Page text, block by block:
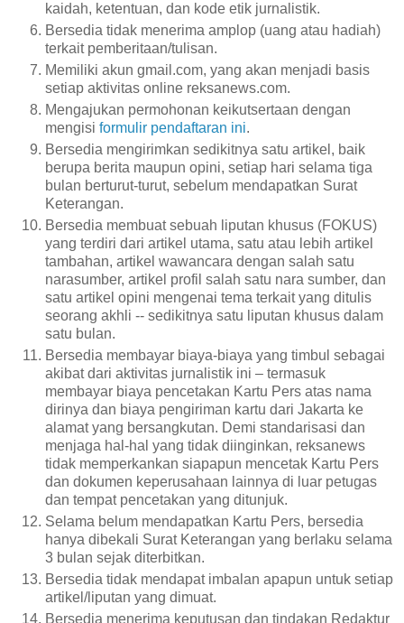
kaidah, ketentuan, dan kode etik jurnalistik.
Bersedia tidak menerima amplop (uang atau hadiah)
terkait pemberitaan/tulisan.
Memiliki akun gmail.com, yang akan menjadi basis
setiap aktivitas online reksanews.com.
Mengajukan permohonan keikutsertaan dengan
mengisi formulir pendaftaran ini.
Bersedia mengirimkan sedikitnya satu artikel, baik
berupa berita maupun opini, setiap hari selama tiga
bulan berturut-turut, sebelum mendapatkan Surat
Keterangan.
Bersedia membuat sebuah liputan khusus (FOKUS)
yang terdiri dari artikel utama, satu atau lebih artikel
tambahan, artikel wawancara dengan salah satu
narasumber, artikel profil salah satu nara sumber, dan
satu artikel opini mengenai tema terkait yang ditulis
seorang akhli -- sedikitnya satu liputan khusus dalam
satu bulan.
Bersedia membayar biaya-biaya yang timbul sebagai
akibat dari aktivitas jurnalistik ini – termasuk
membayar biaya pencetakan Kartu Pers atas nama
dirinya dan biaya pengiriman kartu dari Jakarta ke
alamat yang bersangkutan. Demi standarisasi dan
menjaga hal-hal yang tidak diinginkan, reksanews
tidak memperkankan siapapun mencetak Kartu Pers
dan dokumen keperusahaan lainnya di luar petugas
dan tempat pencetakan yang ditunjuk.
Selama belum mendapatkan Kartu Pers, bersedia
hanya dibekali Surat Keterangan yang berlaku selama
3 bulan sejak diterbitkan.
Bersedia tidak mendapat imbalan apapun untuk setiap
artikel/liputan yang dimuat.
Bersedia menerima keputusan dan tindakan Redaktur